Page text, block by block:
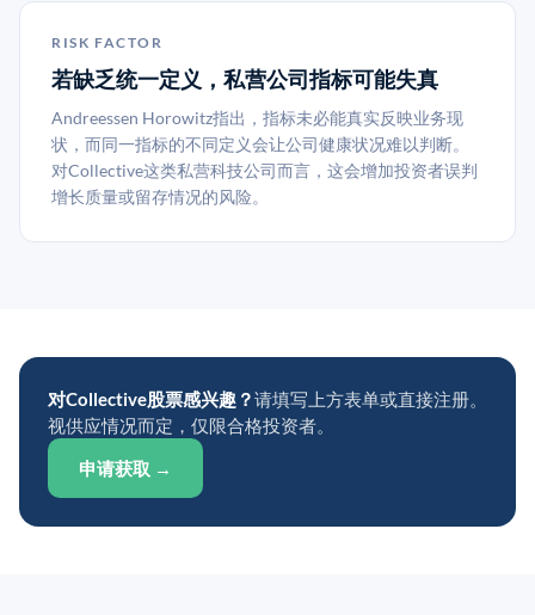
RISK FACTOR
若缺乏统一定义，私营公司指标可能失真
Andreessen Horowitz指出，指标未必能真实反映业务现
状，而同一指标的不同定义会让公司健康状况难以判断。
对Collective这类私营科技公司而言，这会增加投资者误判
增长质量或留存情况的风险。
对Collective股票感兴趣？请填写上方表单或直接注册。
视供应情况而定，仅限合格投资者。
申请获取 →